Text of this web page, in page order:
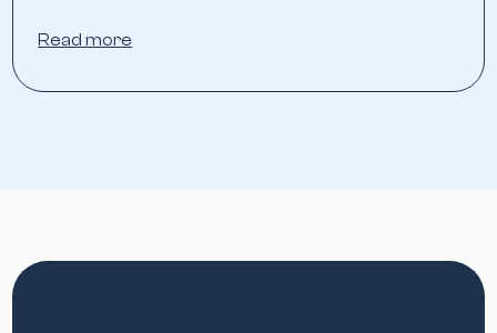
Read more